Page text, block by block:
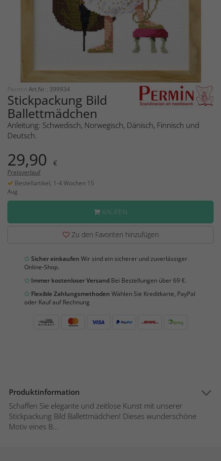
Permin Art.Nr.: 399934
Stickpackung Bild
Ballettmädchen
Anleitung: Schwedisch, Norwegisch, Dänisch, Finnisch und
Deutsch.
29,90 €
Preisverlauf
Bestellartikel, 1-4 Wochen 15
Aug
KAUFEN
Zu den Favoriten hinzufügen
Sicher einkaufen Wir sind ein sicherer und zuverlässiger
Online-Shop.
Immer kostenloser Versand Bei Bestellungen über 69 €.
Flexible Zahlungsmethoden Wählen Sie Kreditkarte, PayPal
oder Kauf auf Rechnung
Produktinformation
Schaffen Sie elegante und zeitlose Kunst mit unserer
Stickpackung Bild Ballettmädchen! Dieses wunderschöne
Motiv eines B...